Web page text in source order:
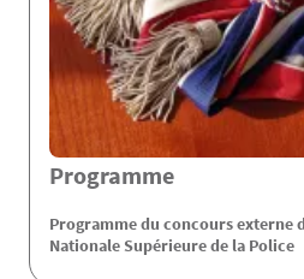
Programme
Programme du concours externe
Nationale Supérieure de la Police